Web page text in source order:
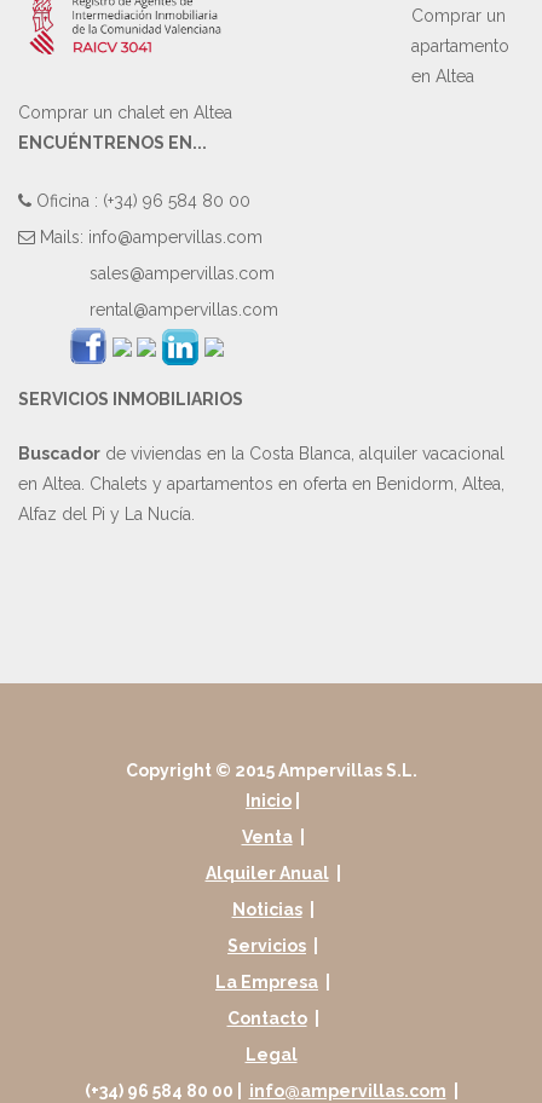
Comprar un
apartamento
en Altea
Comprar un chalet en Altea
ENCUÉNTRENOS EN...
Oficina : (+34) 96 584 80 00
Mails: info@ampervillas.com
sales@ampervillas.com
rental@ampervillas.com
SERVICIOS INMOBILIARIOS
Buscador de viviendas en la Costa Blanca, alquiler vacacional
en Altea. Chalets y apartamentos en oferta en Benidorm, Altea,
Alfaz del Pi y La Nucía.
Copyright © 2015 Ampervillas S.L.
Inicio
Venta
Alquiler Anual
Noticias
Servicios
La Empresa
Contacto
Legal
(+34) 96 584 80 00 |
info@ampervillas.com